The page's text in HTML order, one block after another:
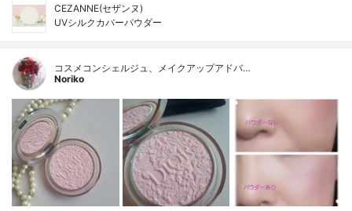
CEZANNE(セザンヌ)
UVシルクカバーパウダー
コスメコンシェルジュ、メイクアップアドバ…
Noriko